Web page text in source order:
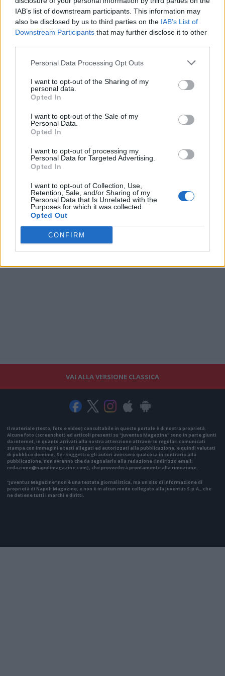
IAB’s list of downstream participants. This information may
also be disclosed by us to third parties on the IAB’s List of
Downstream Participants that may further disclose it to other
Personal Data Processing Opt Outs
I want to opt-out of the Sharing of my
personal data.
Opted In
I want to opt-out of the Sale of my
Personal Data.
Opted In
I want to opt-out of processing my
Personal Data for Targeted Advertising.
Opted In
I want to opt-out of Collection, Use,
Retention, Sale, and/or Sharing of my
Personal Data that Is Unrelated with the
Purposes for which it was collected.
Opted Out
CONFIRM
chiamato anche diversi calciatori che giocano in Brasile. Il
Brasile farà comunque un buon Mondiale, ma gli attaccanti
devono sbloccarsi".
VAI ALLA VERSIONE CLASSICA
Il materiale (testo, foto e video) consultabile in questo portale è di nostra proprietà.
Alcune foto (screenshot) ed articoli presenti su "Juventus Magazine" sono in parte giunti
da internet, in quanto arrivati alla nostra attenzione attraverso regolari comunicati
stampa con immagini e testi allegati ed autorizzati alla pubblicazione, e quindi valutati
di pubblico dominio. Se i soggetti o gli autori avessero qualcosa in contrario alla
pubblicazione, non avranno che da segnalarlo alla redazione (indirizzo email:
redazione@napolimagazine.com), che provvederà prontamente alla rimozione.
"Juventus Magazine" non è una testata giornalistica, ma un sito di informazione di
proprietà di Napoli Magazine, e non è in alcun modo collegato alla Juventus S.p.A., che
ne detiene tutti i marchi e diritti.